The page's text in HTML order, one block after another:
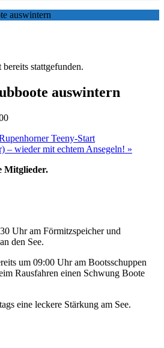
stattgefunden.
auswintern
Teeny-Start
– wieder mit echtem Ansegeln! »
Mitglieder.
Uhr am Förmitzspeicher und
den See.
um 09:00 Uhr am Bootsschuppen
Rausfahren einen Schwung Boote
eine leckere Stärkung am See.